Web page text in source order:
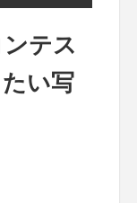
テス
い写